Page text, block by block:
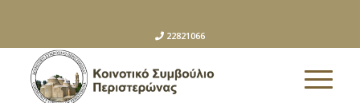
22821066